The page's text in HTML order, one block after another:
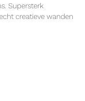
Supersterk
creatieve wanden